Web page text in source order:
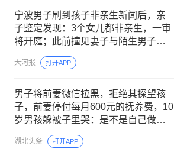
宁波男子刷到孩子非亲生新闻后，亲
子鉴定发现：3个女儿都非亲生，一审
将开庭；此前撞见妻子与陌生男子同
行，还拆除家中监控、行车记录仪
大河报 打开APP
男子将前妻微信拉黑，拒绝其探望孩
子，前妻停付每月600元的抚养费，10
岁男孩躲被子里哭：是不是自己做错
了什么？
湖北头条 打开APP